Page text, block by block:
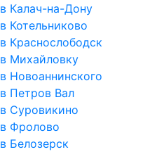
в Калач-на-Дону
в Котельниково
в Краснослободск
в Михайловку
в Новоаннинского
в Петров Вал
в Суровикино
в Фролово
в Белозерск